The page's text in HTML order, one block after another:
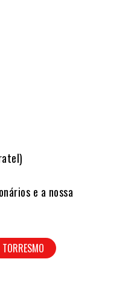
e a nossa
TORRESMO